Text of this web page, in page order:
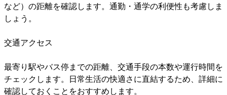
など）の距離を確認します。通勤・通学の利便性も考慮しま
しょう。
交通アクセス
最寄り駅やバス停までの距離、交通手段の本数や運行時間を
チェックします。日常生活の快適さに直結するため、詳細に
確認しておくことをおすすめします。